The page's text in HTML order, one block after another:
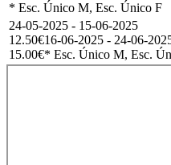
* Esc. Único M, Esc. Único F
24-05-2025 - 15-06-2025
12.50€16-06-2025 - 24-06-
15.00€* Esc. Único M, Esc.